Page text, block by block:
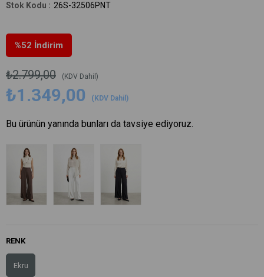
26S-32506PNT
%52 İndirim
₺2.799,00 (KDV Dahil)
₺1.349,00 (KDV Dahil)
Bu ürünün yanında bunları da tavsiye ediyoruz.
RENK
Ekru